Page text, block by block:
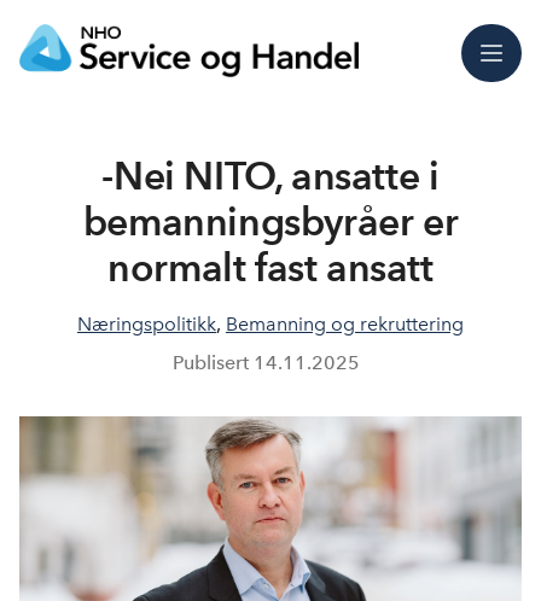
Meny
-Nei NITO, ansatte i
bemanningsbyråer er
normalt fast ansatt
Næringspolitikk, Bemanning og rekruttering
Publisert 14.11.2025